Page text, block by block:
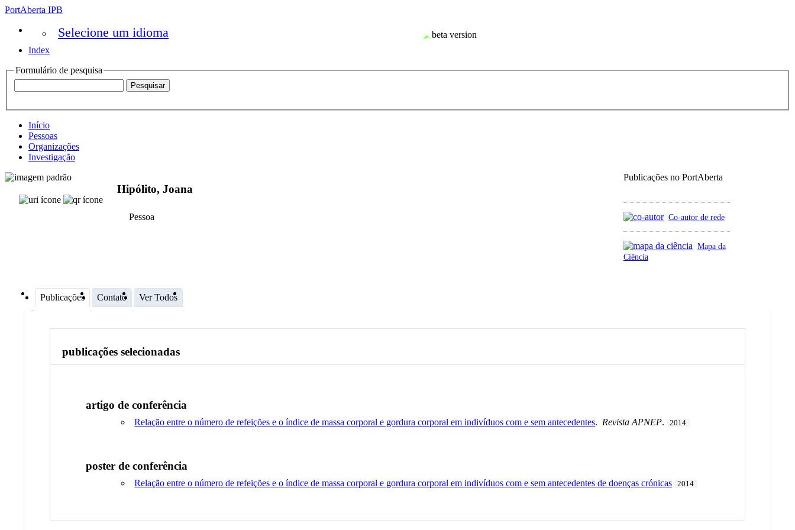
PortAberta IPB
Selecione um idioma
Index
Formulário de pesquisa
Início
Pessoas
Organizações
Investigação
Publicações no PortAberta
Co-autor de rede
Mapa da
Ciência
Hipólito, Joana
Pessoa
Publicações Contato Ver Todos
publicações selecionadas
artigo de conferência
Relação entre o número de refeições e o índice de massa corporal e gordura corporal em indivíduos com e sem antecedentes. Revista APNEP. 2014
poster de conferência
Relação entre o número de refeições e o índice de massa corporal e gordura corporal em indivíduos com e sem antecedentes de doenças crónicas 2014